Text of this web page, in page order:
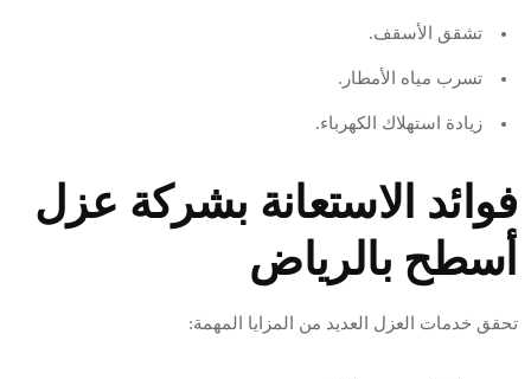
تشقق الأسقف.
تسرب مياه الأمطار.
زيادة استهلاك الكهرباء.
فوائد الاستعانة بشركة عزل
أسطح بالرياض
تحقق خدمات العزل العديد من المزايا المهمة: